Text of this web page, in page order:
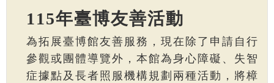
115年臺博友善活動
為拓展臺博館友善服務，現在除了申請自行
參觀或團體導覽外，本館為身心障礙、失智
症據點及長者照服機構規劃兩種活動，將樟